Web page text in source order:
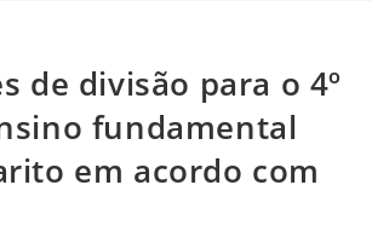
de divisão para o 4º
fundamental
em acordo com